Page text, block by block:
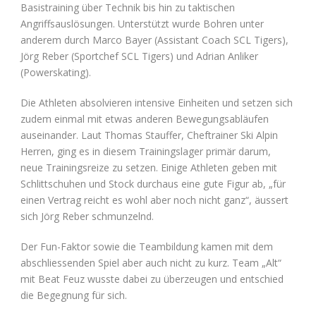
Basistraining über Technik bis hin zu taktischen
Angriffsauslösungen. Unterstützt wurde Bohren unter
anderem durch Marco Bayer (Assistant Coach SCL Tigers),
Jörg Reber (Sportchef SCL Tigers) und Adrian Anliker
(Powerskating).
Die Athleten absolvieren intensive Einheiten und setzen sich
zudem einmal mit etwas anderen Bewegungsabläufen
auseinander. Laut Thomas Stauffer, Cheftrainer Ski Alpin
Herren, ging es in diesem Trainingslager primär darum,
neue Trainingsreize zu setzen. Einige Athleten geben mit
Schlittschuhen und Stock durchaus eine gute Figur ab, „für
einen Vertrag reicht es wohl aber noch nicht ganz“, äussert
sich Jörg Reber schmunzelnd.
Der Fun-Faktor sowie die Teambildung kamen mit dem
abschliessenden Spiel aber auch nicht zu kurz. Team „Alt“
mit Beat Feuz wusste dabei zu überzeugen und entschied
die Begegnung für sich.